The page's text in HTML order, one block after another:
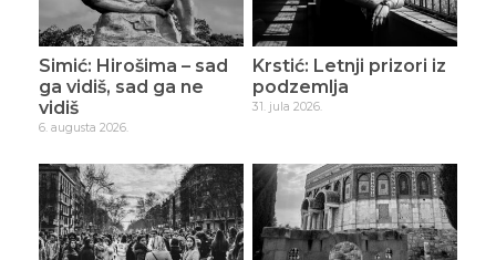
Simić: Hirošima – sad
ga vidiš, sad ga ne
vidiš
6. augusta 2026.
Krstić: Letnji prizori iz
podzemlja
31. jula 2026.